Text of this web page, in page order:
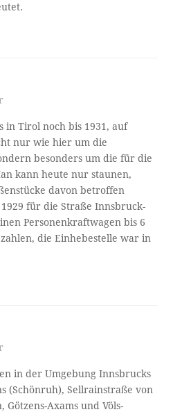
in Tirol noch bis 1931, auf
nur wie hier um die
besonders um die für die
kann heute nur staunen,
davon betroffen
für die Straße Innsbruck-
Personenkraftwagen bis 6
die Einhebestelle war in
in der Umgebung Innsbrucks
(Schönruh), Sellrainstraße von
Axams und Völs-